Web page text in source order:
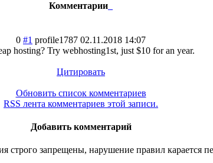
Комментарии
0 #1 profile1787 02.11.2018 14:07
hosting? Try webhosting1st, just $10 for an year.
Цитировать
Обновить список комментариев
RSS лента комментариев этой записи.
Добавить комментарий
строго запрещены, нарушение правил карается